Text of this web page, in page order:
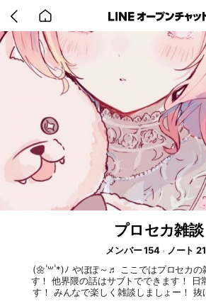
back
to
home
プロセカ雑談
メンバー 154
ノート
(🌼 ॑꒳ ॑*)ﾉ やぽぽ～♬︎ ここではプロセカの雑談をするところで
す！ 他界隈の話はサブトでできます！ 日常生活の雑談もOKで
す！ みんなで楽しく雑談しましょー！ 抜ける時は一言いって